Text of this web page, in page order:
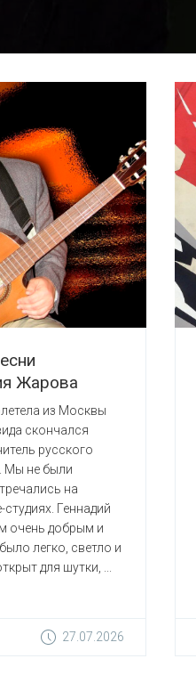
Жарова
из Москвы
скончался
русского
Мы не были
на
студиях. Геннадий
очень добрым и
легко, светло и
для шутки, ...
27.07.2026